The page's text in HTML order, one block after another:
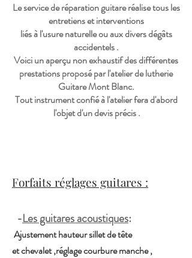
Le service de réparation guitare réalise tous les
entretiens et interventions
liés à l'usure naturelle ou aux divers dégâts
accidentels .
Voici un aperçu non exhaustif des différentes
prestations proposé par l'atelier de lutherie
Guitare Mont Blanc.
Tout instrument confié à l'atelier fera d'abord
l'objet d'un devis précis .
Forfaits réglages guitares :
-Les guitares acoustiques:
​ Ajustement hauteur sillet de tête
etchevalet,réglage courbure manche ,